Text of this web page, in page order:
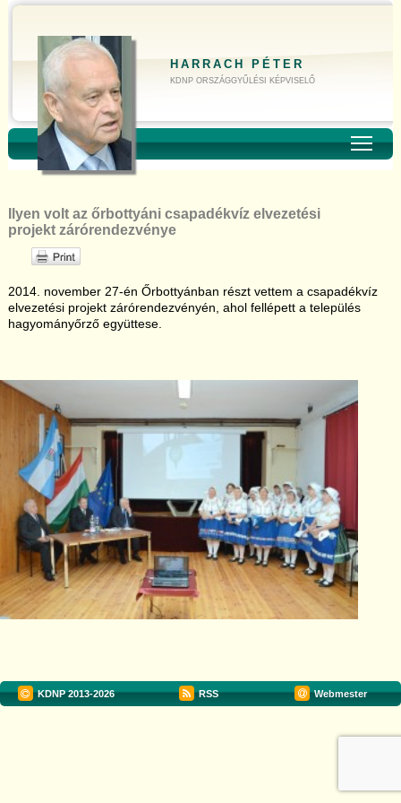
HARRACH PÉTER
KDNP ORSZÁGGYŰLÉSI KÉPVISELŐ
Ilyen volt az őrbottyáni csapadékvíz elvezetési
projekt zárórendezvénye
2014. november 27-én Őrbottyánban részt vettem a csapadékvíz
elvezetési projekt zárórendezvényén, ahol fellépett a település
hagyományőrző együttese.
KDNP2013-2026 RSS Webmester